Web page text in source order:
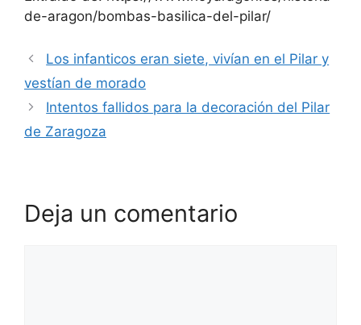
de-aragon/bombas-basilica-del-pilar/
Los infanticos eran siete, vivían en el Pilar y
vestían de morado
Intentos fallidos para la decoración del Pilar
de Zaragoza
Deja un comentario